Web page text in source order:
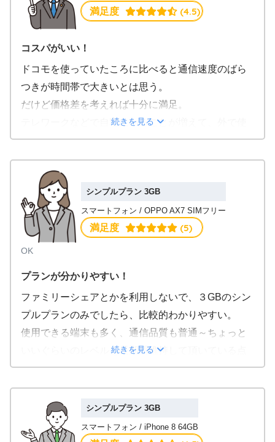
満足度 (4.5)
コスパがいい！
ドコモを使っていたころに比べると通信速度のばら
つきが時間帯で大きいとは思う。
だけど価格差を考えれば十分に満足。
テレワークなどで自宅にいることが増えて、外で使
うのは家族や友人とのちょっとした連絡くらいだと
いう人は「2GB＋音声通話で780円」は朗報だと思
価格.com
続きを見る
OK
シンプルプラン 3GB
スマートフォン / OPPO AX7 SIMフリー
満足度 (5)
プランが分かりやすい！
ファミリーシェアとかを利用しないで、３GBのシン
プルプランのみでしたら、比較的わかりやすい。
使用できる端末も多く、通信品質も普通～ちょっと
いいぐらいのレベルを長期間維持して頂いている点
はいい点です。
続きを見る
シンプルプラン 3GB
スマートフォン / iPhone 8 64GB